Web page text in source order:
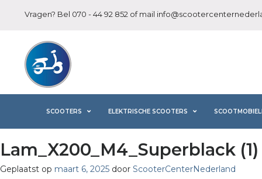
Vragen? Bel 070 - 44 92 852 of mail
SCOOTERS ELEKTRISCHE SCOOTERS
Lam_X200_M4_Superblack (1)
Geplaatst op maart 6, 2025 door ScooterCenterNederland